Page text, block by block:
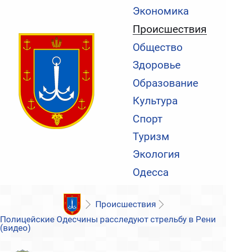
Экономика
Происшествия
Общество
Здоровье
Образование
Культура
Спорт
Туризм
Экология
Одесса
Происшествия
Полицейские Одесчины расследуют стрельбу в Рени
(видео)